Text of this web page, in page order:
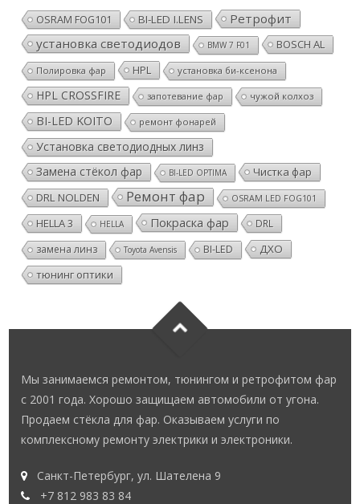
OSRAM FOG101 BI-LED I.LENS
Ретрофит
установка светодиодов
BMW 7 F01 BOSCH AL
Полировка фар HPL установка би-ксенона
HPL CROSSFIRE запотевание фар чужой колхоз
BI-LED KOITO ремонт фонарей
Установка светодиодных линз
Замена стёкол фар
BI-LED OPTIMA
Чистка фар
DRL NOLDEN
Ремонт фар OSRAM LED FOG101
HELLA 3 HELLA Покраска фар DRL
замена линз Toyota Avensis BI-LED
ДХО
тюнинг оптики
Мы занимаемся ремонтом, тюнингом и ретрофитом фар
с 2001 года. Хорошо защищаем автомобили от угона.
Продаем стёкла для фар. Оказываем услуги по
комплексному ремонту электрики и электроники.
Санкт-Петербург, ул. Шателена 9
+7 812 983 83 84